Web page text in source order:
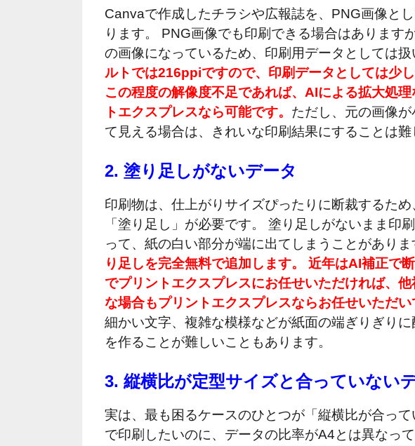
Canvaで作成したチラシや広報誌を、PNG画像と
ります。 PNG画像でも印刷できる場合はあります
の画像になっているため、印刷用データとしては扱
ルトでは216ppiですので、印刷データとしては少
この程度の解像度不足であれば、AIによる拡大処
トエクスプレスなら可能です。 ただし、元の画像
て見える場合は、きれいな印刷結果にすることは難
2. 塗り足しがないデータ
印刷物は、仕上がりサイズぴったりに断裁するた
「塗り足し」が必要です。 塗り足しがないまま印
って、紙の白い部分が端に出てしまうことがありま
り足しを完全無料で追加します。 近年はAI補正で
でプリントエクスプレスにお任せいただければ、
な場合もプリントエクスプレスならお任せいただい
細かい文字、複雑な模様などが紙面の端ぎりぎり
を作ることが難しいこともあります。
3. 縦横比が定型サイズと合っていない
実は、最も困るケースのひとつが「縦横比が合っ
で印刷したいのに、データの比率がA4とは異なっ